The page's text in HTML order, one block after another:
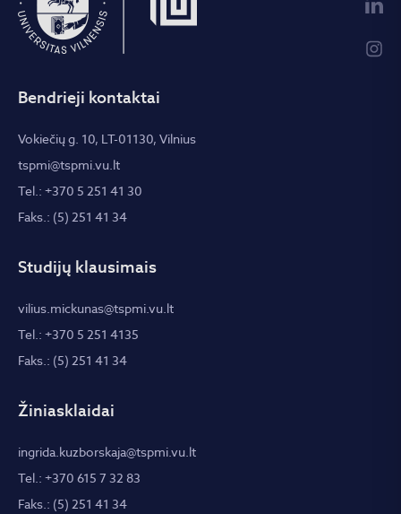
Bendrieji kontaktai
Vokiečių g. 10, LT-01130, Vilnius
tspmi@tspmi.vu.lt
Tel.: +370 5 251 41 30
Faks.: (5) 251 41 34
Studijų klausimais
vilius.mickunas@tspmi.vu.lt
Tel.: +370 5 251 4135
Faks.: (5) 251 41 34
Žiniasklaidai
ingrida.kuzborskaja@tspmi.vu.lt
Tel.: +370 615 7 32 83
Faks.: (5) 251 41 34